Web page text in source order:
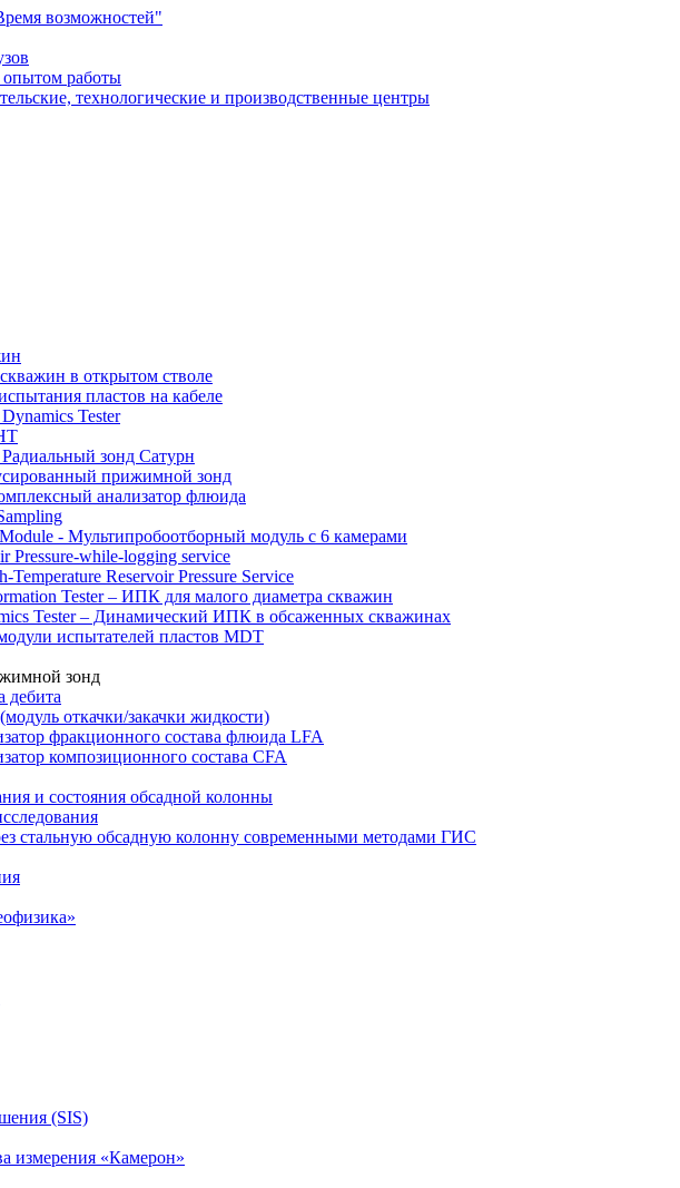
возможностей"
опытом работы
технологические и производственные центры
в открытом стволе
пластов на кабеле
Tester
зонд Сатурн
прижимной зонд
анализатор флюида
- Мультипробоотборный модуль с 6 камерами
Pressure-while-logging service
Temperature Reservoir Pressure Service
Tester – ИПК для малого диаметра скважин
Tester – Динамический ИПК в обсаженных скважинах
испытателей пластов MDT
зонд
дебита
откачки/закачки жидкости)
фракционного состава флюида LFA
композиционного состава CFA
и состояния обсадной колонны
стальную обсадную колонну современными методами ГИС
(SIS)
измерения «Камерон»